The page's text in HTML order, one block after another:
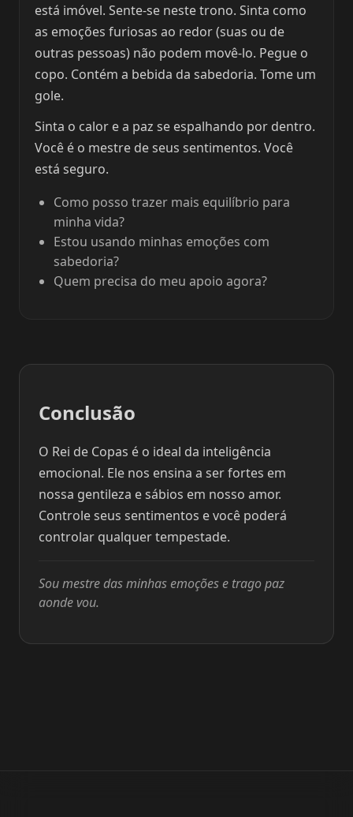
está imóvel. Sente-se neste trono. Sinta como
as emoções furiosas ao redor (suas ou de
outras pessoas) não podem movê-lo. Pegue o
copo. Contém a bebida da sabedoria. Tome um
gole.
Sinta o calor e a paz se espalhando por dentro.
Você é o mestre de seus sentimentos. Você
está seguro.
Como posso trazer mais equilíbrio para
minha vida?
Estou usando minhas emoções com
sabedoria?
Quem precisa do meu apoio agora?
Conclusão
O Rei de Copas é o ideal da inteligência
emocional. Ele nos ensina a ser fortes em
nossa gentileza e sábios em nosso amor.
Controle seus sentimentos e você poderá
controlar qualquer tempestade.
Sou mestre das minhas emoções e trago paz
aonde vou.